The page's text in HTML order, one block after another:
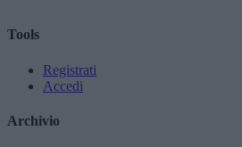
Tools
Registrati
Accedi
Archivio